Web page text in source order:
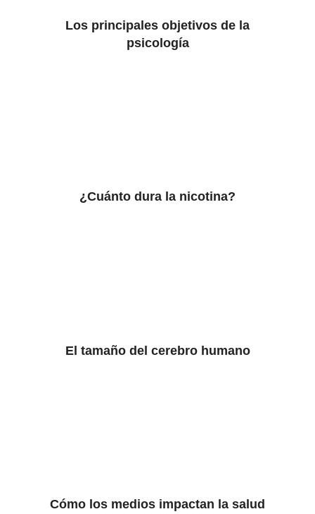
Los principales objetivos de la
psicología
¿Cuánto dura la nicotina?
El tamaño del cerebro humano
Cómo los medios impactan la salud